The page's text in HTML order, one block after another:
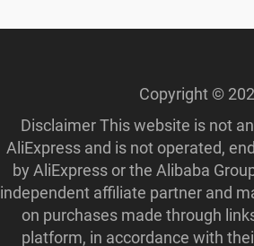
Copyright ©
Disclaimer This website is not
AliExpress and is not operated,
by AliExpress or the Alibaba
independent affiliate partner and
on purchases made through
platform, in accordance with